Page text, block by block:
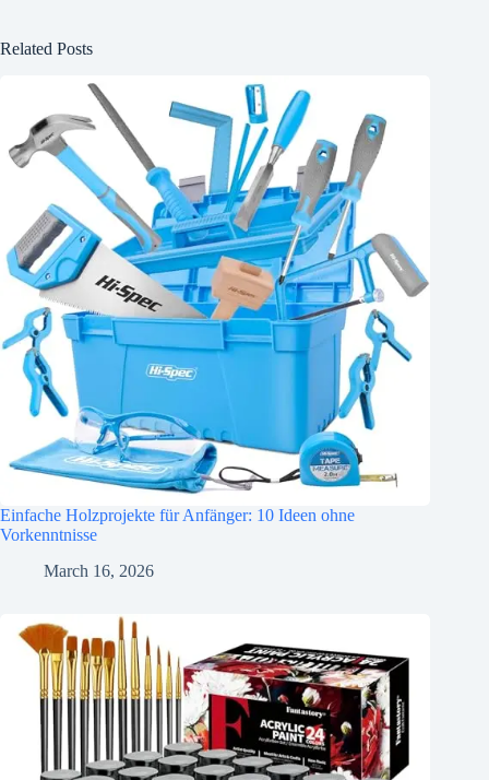
Related Posts
Einfache Holzprojekte für Anfänger: 10 Ideen ohne
Vorkenntnisse
March 16, 2026